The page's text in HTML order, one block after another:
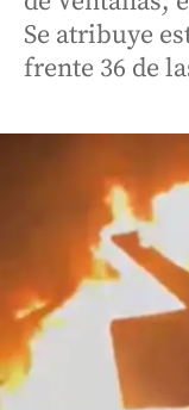
Se atribuye
frente 36 de